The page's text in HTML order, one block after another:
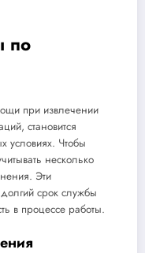
по
при извлечении
становится
условиях. Чтобы
несколько
Эти
срок службы
в процессе работы.